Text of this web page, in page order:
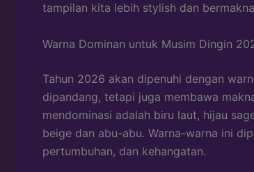
tampilan kita lebih stylish dan
Warna Dominan untuk Musim Dingin
Tahun 2026 akan dipenuhi dengan
dipandang, tetapi juga membawa
mendominasi adalah biru laut, hijau
beige dan abu-abu. Warna-warna ini
pertumbuhan, dan kehangatan.